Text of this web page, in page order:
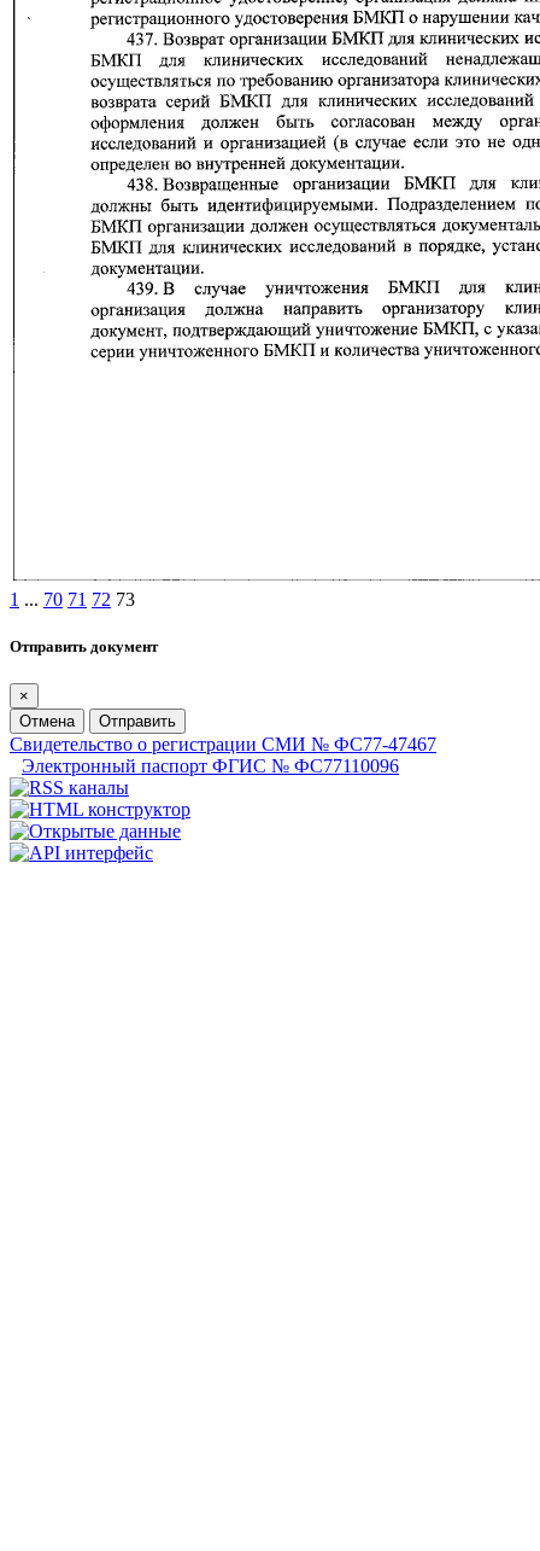
1 ... 70 71 72 73
Отправить документ
×
Отмена
Отправить
Свидетельство о регистрации СМИ № ФС77-47467
Электронный паспорт ФГИС № ФС77110096